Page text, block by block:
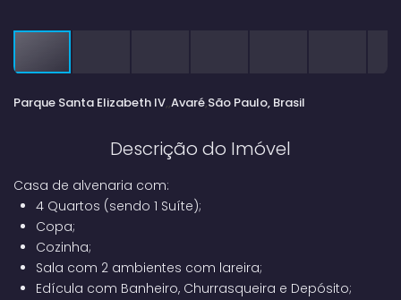
Parque Santa Elizabeth IV Avaré São Paulo, Brasil
Descrição do Imóvel
Casa de alvenaria com:
4 Quartos (sendo 1 Suíte);
Copa;
Cozinha;
Sala com 2 ambientes com lareira;
Edícula com Banheiro, Churrasqueira e Depósito;